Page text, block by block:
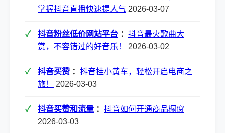
掌握抖音直播快速提人气 2026-03-07
抖音粉丝低价网站平台 ： 抖音最火歌曲大
赏，不容错过的好音乐！
2026-03-02
抖音买赞 ： 抖音挂小黄车，轻松开启电商之
旅！
2026-03-03
抖音买赞和流量 ： 抖音如何开通商品橱窗
2026-03-03